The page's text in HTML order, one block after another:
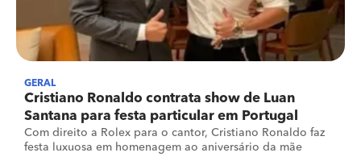
GERAL
Cristiano Ronaldo contrata show de Luan
Santana para festa particular em Portugal
Com direito a Rolex para o cantor, Cristiano Ronaldo faz
festa luxuosa em homenagem ao aniversário da mãe